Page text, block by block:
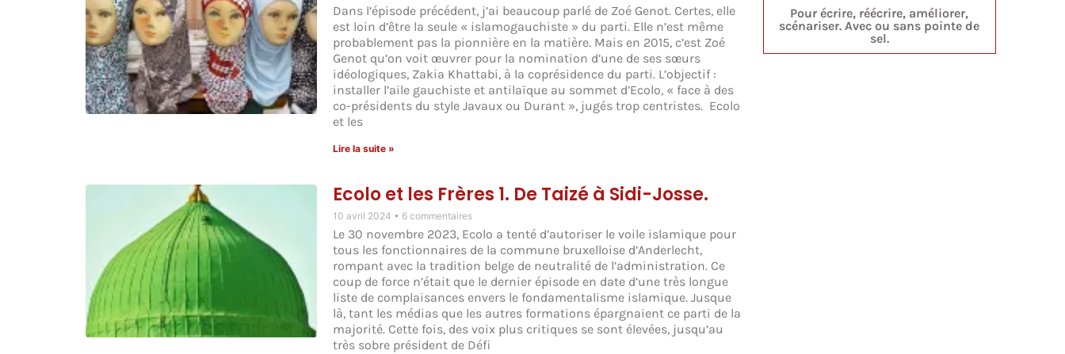
Dans l’épisode précédent, j’ai beaucoup parlé de Zoé Genot. Certes, elle
est loin d’être la seule « islamogauchiste » du parti. Elle n’est même
probablement pas la pionnière en la matière. Mais en 2015, c’est Zoé
Genot qu’on voit œuvrer pour la nomination d’une de ses sœurs
idéologiques, Zakia Khattabi, à la coprésidence du parti. L’objectif :
installer l’aile gauchiste et antilaïque au sommet d’Ecolo, « face à des
co-présidents du style Javaux ou Durant », jugés trop centristes. Ecolo
et les
Lire la suite »
Ecolo et les Frères 1. De Taizé à Sidi-Josse.
10 avril 2024 6 commentaires
Le 30 novembre 2023, Ecolo a tenté d’autoriser le voile islamique pour
tous les fonctionnaires de la commune bruxelloise d’Anderlecht,
rompant avec la tradition belge de neutralité de l’administration. Ce
coup de force n’était que le dernier épisode en date d’une très longue
liste de complaisances envers le fondamentalisme islamique. Jusque
là, tant les médias que les autres formations épargnaient ce parti de la
majorité. Cette fois, des voix plus critiques se sont élevées, jusqu’au
très sobre président de Défi
Pour écrire, réécrire, améliorer,
scénariser. Avec ou sans pointe de
sel.